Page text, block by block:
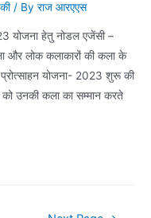
/ By राज आरएएस
योजना हेतु नोडल एजेंसी –
और लोक कलाकारों की कला के
योजना- 2023 शुरू की
उनकी कला का सम्मान करते